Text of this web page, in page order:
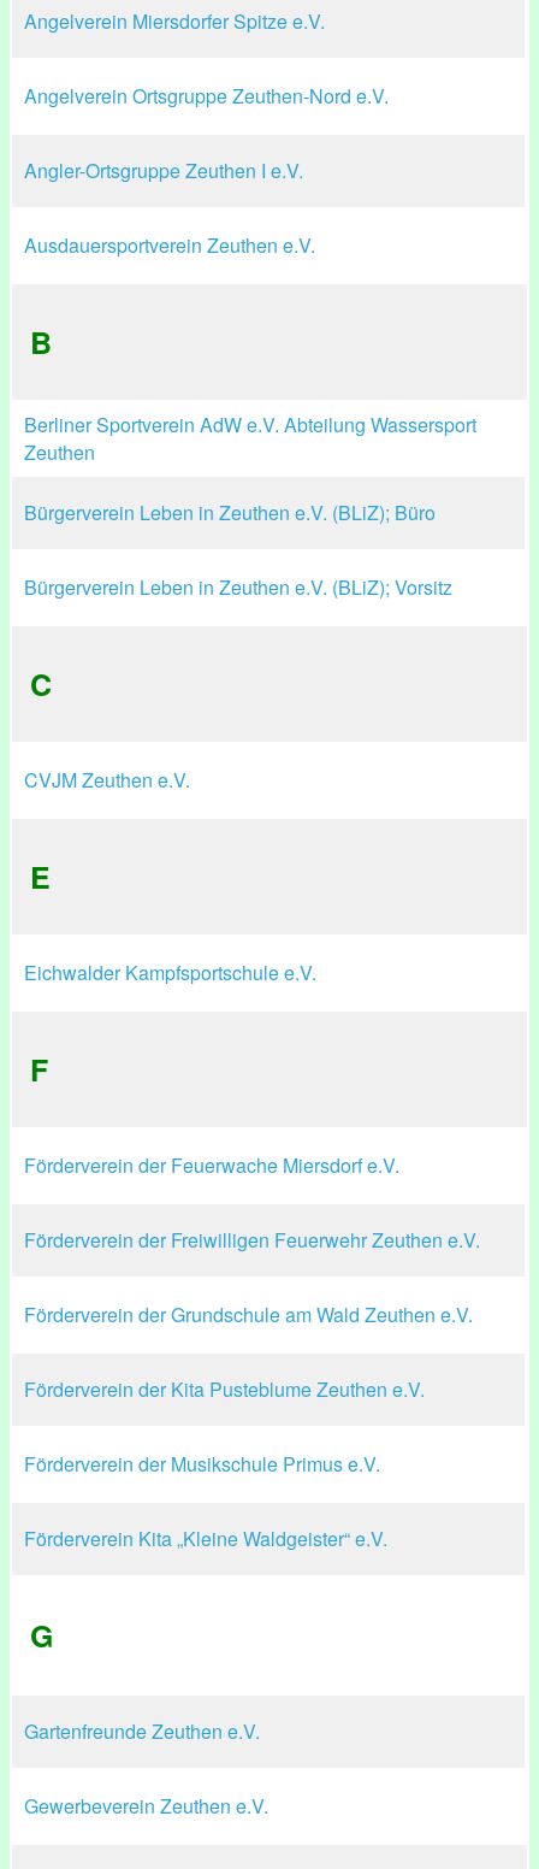
Angelverein Miersdorfer Spitze e.V.
Angelverein Ortsgruppe Zeuthen-Nord e.V.
Angler-Ortsgruppe Zeuthen I e.V.
Ausdauersportverein Zeuthen e.V.
B
Berliner Sportverein AdW e.V. Abteilung Wassersport
Zeuthen
Bürgerverein Leben in Zeuthen e.V. (BLiZ); Büro
Bürgerverein Leben in Zeuthen e.V. (BLiZ); Vorsitz
C
CVJM Zeuthen e.V.
E
Eichwalder Kampfsportschule e.V.
F
Förderverein der Feuerwache Miersdorf e.V.
Förderverein der Freiwilligen Feuerwehr Zeuthen e.V.
Förderverein der Grundschule am Wald Zeuthen e.V.
Förderverein der Kita Pusteblume Zeuthen e.V.
Förderverein der Musikschule Primus e.V.
Förderverein Kita „Kleine Waldgeister“ e.V.
G
Gartenfreunde Zeuthen e.V.
Gewerbeverein Zeuthen e.V.